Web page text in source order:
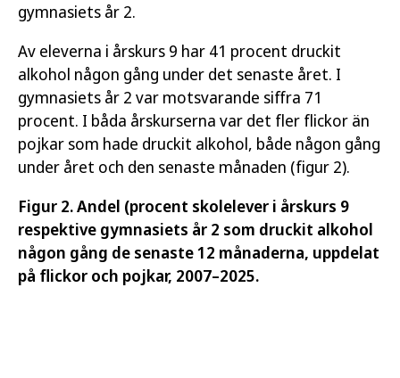
gymnasiets år 2.
Av eleverna i årskurs 9 har 41 procent druckit
alkohol någon gång under det senaste året. I
gymnasiets år 2 var motsvarande siffra 71
procent. I båda årskurserna var det fler flickor än
pojkar som hade druckit alkohol, både någon gång
under året och den senaste månaden (figur 2).
Figur 2. Andel (procent skolelever i årskurs 9
respektive gymnasiets år 2 som druckit alkohol
någon gång de senaste 12 månaderna, uppdelat
på flickor och pojkar, 2007–2025.